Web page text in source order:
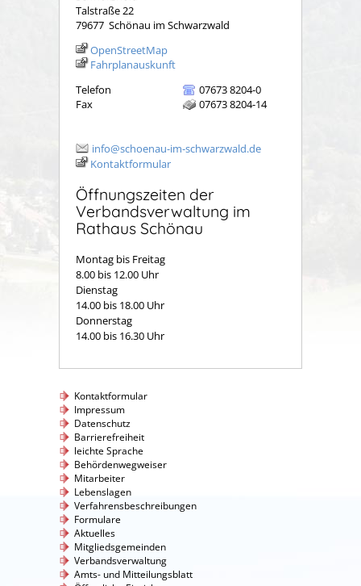
Talstraße 22
79677 Schönau im Schwarzwald
OpenStreetMap
Fahrplanauskunft
Telefon
07673 8204-0
Fax
07673 8204-14
info@schoenau-im-schwarzwald.de
Kontaktformular
Öffnungszeiten der
Verbandsverwaltung im
Rathaus Schönau
Montag bis Freitag
8.00 bis 12.00 Uhr
Dienstag
14.00 bis 18.00 Uhr
Donnerstag
14.00 bis 16.30 Uhr
Kontaktformular
Impressum
Datenschutz
Barrierefreiheit
leichte Sprache
Behördenwegweiser
Mitarbeiter
Lebenslagen
Verfahrensbeschreibungen
Formulare
Aktuelles
Mitgliedsgemeinden
Verbandsverwaltung
Amts- und Mitteilungsblatt